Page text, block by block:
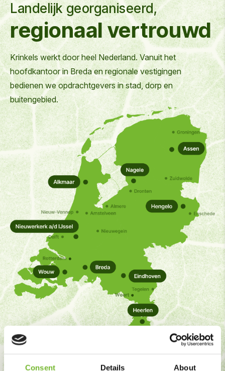
Consent Details About
Landelijk georganiseerd,
regionaal vertrouwd
Krinkels werkt door heel Nederland. Vanuit het
hoofdkantoor in Breda en regionale vestigingen
bedienen we opdrachtgevers in stad, dorp en
buitengebied.